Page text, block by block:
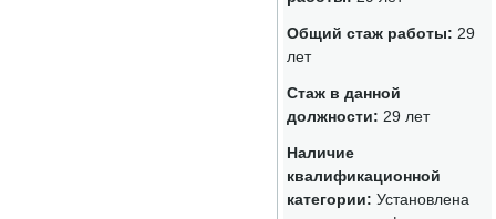
Общий стаж работы: 29
лет
Стаж в данной
должности: 29 лет
Наличие
квалификационной
категории: Установлена